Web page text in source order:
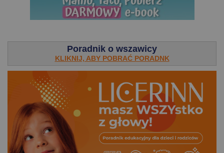
Poradnik o wszawicy
KLIKNIJ, ABY POBRAĆ PORADNK